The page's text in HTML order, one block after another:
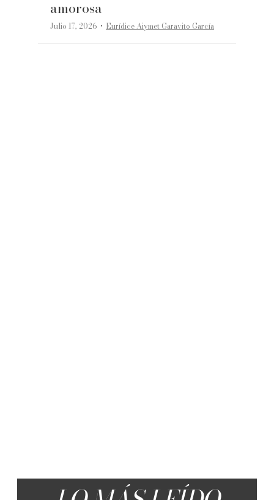
amorosa
Julio 17, 2026 ·Eurídice Aiymet Garavito García